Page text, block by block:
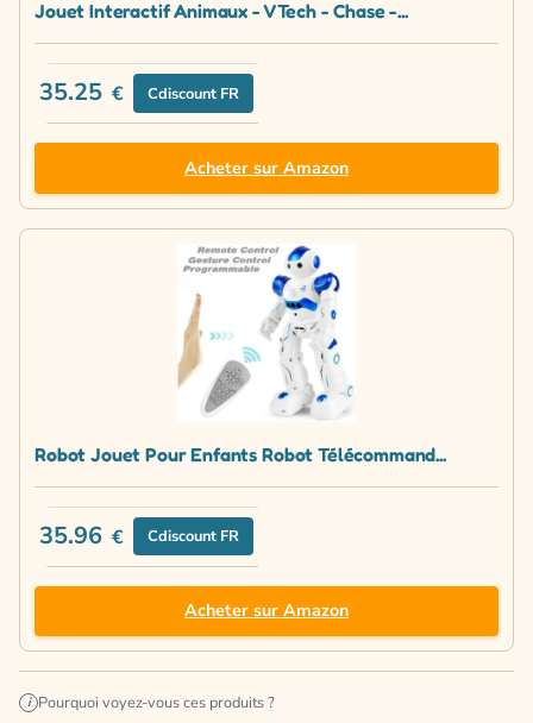
Jouet Interactif Animaux - VTech - Chase -...
35.25 € Cdiscount FR
Acheter sur Amazon
Robot Jouet Pour Enfants Robot Télécommand...
35.96 € Cdiscount FR
Acheter sur Amazon
i Pourquoi voyez-vous ces produits ?